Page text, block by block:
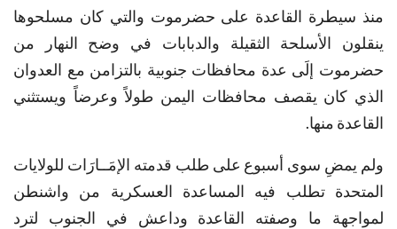
منذ سيطرة القاعدة على حضرموت والتي كان مسلحوها
ينقلون الأسلحة الثقيلة والدبابات في وضح النهار من
حضرموت إلَى عدة محافظات جنوبية بالتزامن مع العدوان
الذي كان يقصف محافظات اليمن طولاً وعرضاً ويستثني
القاعدة منها.
ولم يمضِ سوى أسبوع على طلب قدمته الإمَــارَات للولايات
المتحدة تطلب فيه المساعدة العسكرية من واشنطن
لمواجهة ما وصفته القاعدة وداعش في الجنوب لترد